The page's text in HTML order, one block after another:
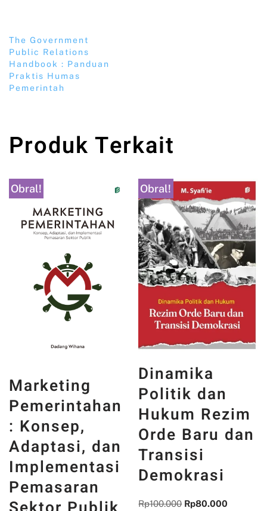
The Government
Public Relations
Handbook : Panduan
Praktis Humas
Pemerintah
Produk Terkait
Obral!
Marketing
Pemerintahan
: Konsep,
Adaptasi, dan
Implementasi
Pemasaran
Obral!
Dinamika
Politik dan
Hukum Rezim
Orde Baru dan
Transisi
Demokrasi
Rp100.000 Rp80.000